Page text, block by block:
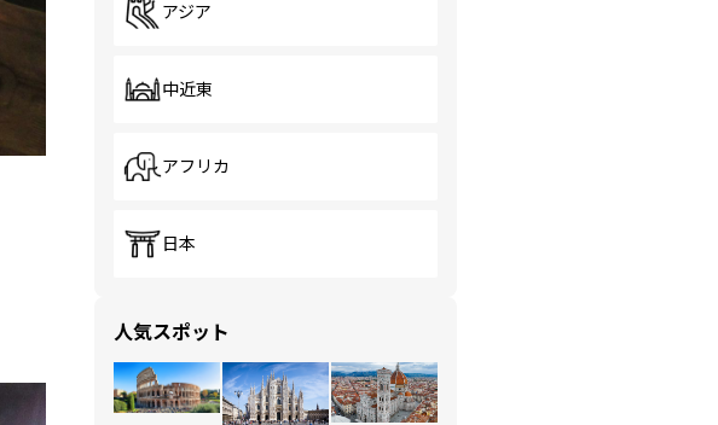
アジア
中近東
アフリカ
日本
人気スポット